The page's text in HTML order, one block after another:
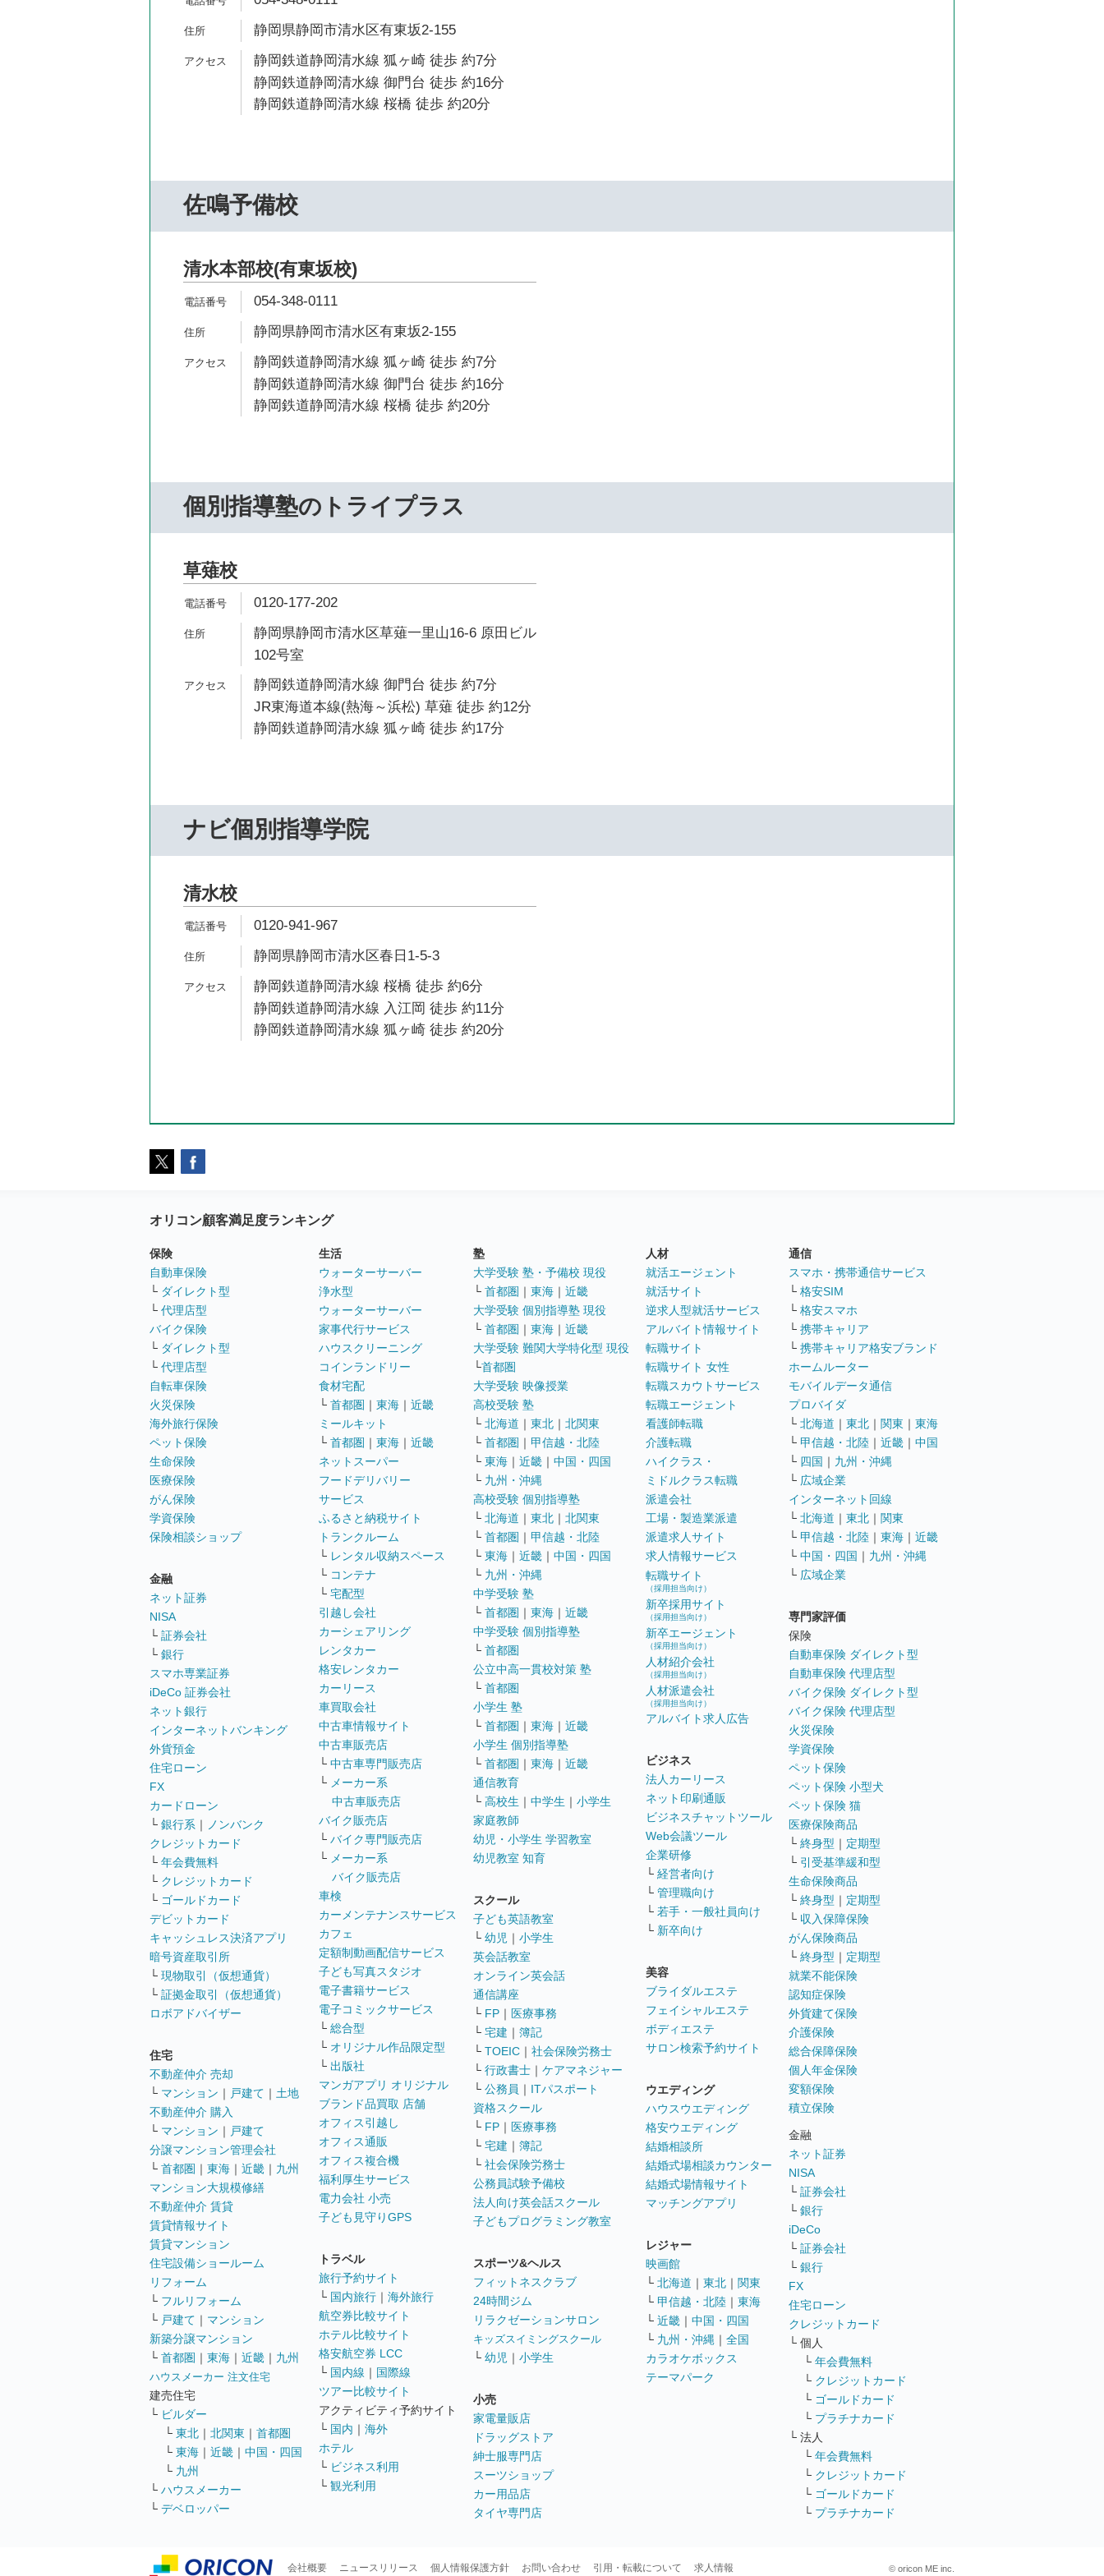
静岡県静岡市清水区有東坂2-155
静岡鉄道静岡清水線 狐ヶ崎 徒歩 約7分
静岡鉄道静岡清水線 御門台 徒歩 約16分
静岡鉄道静岡清水線 桜橋 徒歩 約20分
佐鳴予備校
清水本部校(有東坂校)
054-348-0111
静岡県静岡市清水区有東坂2-155
静岡鉄道静岡清水線 狐ヶ崎 徒歩 約7分
静岡鉄道静岡清水線 御門台 徒歩 約16分
静岡鉄道静岡清水線 桜橋 徒歩 約20分
個別指導塾のトライプラス
草薙校
0120-177-202
静岡県静岡市清水区草薙一里山16-6 原田ビル
102号室
静岡鉄道静岡清水線 御門台 徒歩 約7分
JR東海道本線(熱海～浜松) 草薙 徒歩 約12分
静岡鉄道静岡清水線 狐ヶ崎 徒歩 約17分
ナビ個別指導学院
清水校
0120-941-967
静岡県静岡市清水区春日1-5-3
静岡鉄道静岡清水線 桜橋 徒歩 約6分
静岡鉄道静岡清水線 入江岡 徒歩 約11分
静岡鉄道静岡清水線 狐ヶ崎 徒歩 約20分
オリコン顧客満足度ランキング
保険
自動車保険
└ ダイレクト型
└ 代理店型
バイク保険
└ ダイレクト型
└ 代理店型
自転車保険
火災保険
海外旅行保険
ペット保険
生命保険
医療保険
がん保険
学資保険
保険相談ショップ
金融
ネット証券
NISA
└ 証券会社
└ 銀行
スマホ専業証券
iDeCo 証券会社
ネット銀行
インターネットバンキング
外貨預金
住宅ローン
FX
カードローン
└ 銀行系 ｜
ノンバンク
クレジットカード
└ 年会費無料
└ クレジットカード
└ ゴールドカード
デビットカード
キャッシュレス決済アプリ
暗号資産取引所
└ 現物取引（仮想通貨）
└ 証拠金取引（仮想通貨）
ロボアドバイザー
住宅
不動産仲介 売却
└ マンション ｜ 戸建て ｜ 土地
不動産仲介 購入
└ マンション ｜ 戸建て
分譲マンション管理会社
└ 首都圏 ｜ 東海 ｜ 近畿 ｜ 九州
マンション大規模修繕
不動産仲介 賃貸
賃貸情報サイト
賃貸マンション
住宅設備ショールーム
リフォーム
└ フルリフォーム
└ 戸建て ｜ マンション
新築分譲マンション
└ 首都圏 ｜ 東海 ｜ 近畿 ｜ 九州
ハウスメーカー 注文住宅
建売住宅
└ ビルダー
└ 東北 ｜ 北関東 ｜ 首都圏
└ 東海 ｜ 近畿 ｜ 中国・四国
└ 九州
└ ハウスメーカー
└ デベロッパー
生活
ウォーターサーバー
浄水型
ウォーターサーバー
家事代行サービス
ハウスクリーニング
コインランドリー
食材宅配
└ 首都圏 ｜ 東海 ｜ 近畿
ミールキット
└ 首都圏 ｜ 東海 ｜ 近畿
ネットスーパー
フードデリバリー
サービス
ふるさと納税サイト
トランクルーム
└ レンタル収納スペース
└ コンテナ
└ 宅配型
引越し会社
カーシェアリング
レンタカー
格安レンタカー
カーリース
車買取会社
中古車情報サイト
中古車販売店
└ 中古車専門販売店
└ メーカー系
中古車販売店
バイク販売店
└ バイク専門販売店
└ メーカー系
バイク販売店
車検
カーメンテナンスサービス
カフェ
定額制動画配信サービス
子ども写真スタジオ
電子書籍サービス
電子コミックサービス
└ 総合型
└ オリジナル作品限定型
└ 出版社
マンガアプリ オリジナル
ブランド品買取 店舗
オフィス引越し
オフィス通販
オフィス複合機
福利厚生サービス
電力会社 小売
子ども見守りGPS
トラベル
旅行予約サイト
└ 国内旅行 ｜ 海外旅行
航空券比較サイト
ホテル比較サイト
格安航空券 LCC
└ 国内線 ｜ 国際線
ツアー比較サイト
アクティビティ予約サイト
└ 国内 ｜ 海外
ホテル
└ ビジネス利用
└ 観光利用
塾
大学受験 塾・予備校 現役
└ 首都圏 ｜ 東海 ｜ 近畿
大学受験 個別指導塾 現役
└ 首都圏 ｜ 東海 ｜ 近畿
大学受験 難関大学特化型 現役
└首都圏
大学受験 映像授業
高校受験 塾
└ 北海道 ｜ 東北 ｜ 北関東
└ 首都圏 ｜ 甲信越・北陸
└ 東海 ｜ 近畿 ｜ 中国・四国
└ 九州・沖縄
高校受験 個別指導塾
└ 北海道 ｜ 東北 ｜ 北関東
└ 首都圏 ｜ 甲信越・北陸
└ 東海 ｜ 近畿 ｜ 中国・四国
└ 九州・沖縄
中学受験 塾
└ 首都圏 ｜ 東海 ｜ 近畿
中学受験 個別指導塾
└ 首都圏
公立中高一貫校対策 塾
└ 首都圏
小学生 塾
└ 首都圏 ｜ 東海 ｜ 近畿
小学生 個別指導塾
└ 首都圏 ｜ 東海 ｜ 近畿
通信教育
└ 高校生 ｜ 中学生 ｜ 小学生
家庭教師
幼児・小学生 学習教室
幼児教室 知育
スクール
子ども英語教室
└ 幼児 ｜ 小学生
英会話教室
オンライン英会話
通信講座
└ FP ｜ 医療事務
└ 宅建 ｜ 簿記
└ TOEIC ｜ 社会保険労務士
└ 行政書士 ｜ ケアマネジャー
└ 公務員 ｜ ITパスポート
資格スクール
└ FP ｜ 医療事務
└ 宅建 ｜ 簿記
└ 社会保険労務士
公務員試験予備校
法人向け英会話スクール
子どもプログラミング教室
スポーツ&ヘルス
フィットネスクラブ
24時間ジム
リラクゼーションサロン
キッズスイミングスクール
└ 幼児 ｜ 小学生
小売
家電量販店
ドラッグストア
紳士服専門店
スーツショップ
カー用品店
タイヤ専門店
人材
就活エージェント
就活サイト
逆求人型就活サービス
アルバイト情報サイト
転職サイト
転職サイト 女性
転職スカウトサービス
転職エージェント
看護師転職
介護転職
ハイクラス・
ミドルクラス転職
派遣会社
工場・製造業派遣
派遣求人サイト
求人情報サービス
転職サイト
（採用担当向け）
新卒採用サイト
（採用担当向け）
新卒エージェント
（採用担当向け）
人材紹介会社
（採用担当向け）
人材派遣会社
（採用担当向け）
アルバイト求人広告
ビジネス
法人カーリース
ネット印刷通販
ビジネスチャットツール
Web会議ツール
企業研修
└ 経営者向け
└ 管理職向け
└ 若手・一般社員向け
└ 新卒向け
美容
ブライダルエステ
フェイシャルエステ
ボディエステ
サロン検索予約サイト
ウエディング
ハウスウエディング
格安ウエディング
結婚相談所
結婚式場相談カウンター
結婚式場情報サイト
マッチングアプリ
レジャー
映画館
└ 北海道 ｜ 東北 ｜ 関東
└ 甲信越・北陸 ｜ 東海
└ 近畿 ｜ 中国・四国
└ 九州・沖縄 ｜ 全国
カラオケボックス
テーマパーク
通信
スマホ・携帯通信サービス
└ 格安SIM
└ 格安スマホ
└ 携帯キャリア
└ 携帯キャリア格安ブランド
ホームルーター
モバイルデータ通信
プロバイダ
└ 北海道 ｜ 東北 ｜ 関東 ｜ 東海
└ 甲信越・北陸 ｜ 近畿 ｜ 中国
└ 四国 ｜ 九州・沖縄
└ 広域企業
インターネット回線
└ 北海道 ｜ 東北 ｜ 関東
└ 甲信越・北陸 ｜ 東海 ｜ 近畿
└ 中国・四国 ｜ 九州・沖縄
└ 広域企業
専門家評価
保険
自動車保険 ダイレクト型
自動車保険 代理店型
バイク保険 ダイレクト型
バイク保険 代理店型
火災保険
学資保険
ペット保険
ペット保険 小型犬
ペット保険 猫
医療保険商品
└ 終身型 ｜ 定期型
└ 引受基準緩和型
生命保険商品
└ 終身型 ｜ 定期型
└ 収入保障保険
がん保険商品
└ 終身型 ｜ 定期型
就業不能保険
認知症保険
外貨建て保険
介護保険
総合保障保険
個人年金保険
変額保険
積立保険
金融
ネット証券
NISA
└ 証券会社
└ 銀行
iDeCo
└ 証券会社
└ 銀行
FX
住宅ローン
クレジットカード
└ 個人
└ 年会費無料
└ クレジットカード
└ ゴールドカード
└ プラチナカード
└ 法人
└ 年会費無料
└ クレジットカード
└ ゴールドカード
└ プラチナカード
会社概要 ニュースリリース 個人情報保護方針 お問い合わせ 引用・転載について 求人情報 © oricon ME inc.